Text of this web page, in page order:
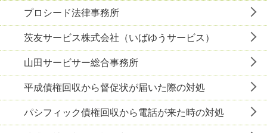
プロシード法律事務所
茨友サービス株式会社（いばゆうサービス）
山田サービサー総合事務所
平成債権回収から督促状が届いた際の対処
パシフィック債権回収から電話が来た時の対処